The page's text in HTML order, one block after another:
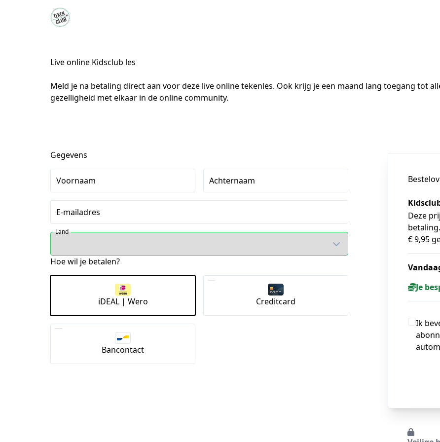
Live online Kidsclub les
Meld je na betaling direct aan voor deze live online tekenles. Ook krijg je een maand lang toegang tot
gezelligheid met elkaar in de online community.
Gegevens
Voornaam Achternaam
E-mailadres
Land
Hoe wil je betalen?
iDEAL | Wero Creditcard
Bancontact
Deze
€ 9,95
Je
Ik